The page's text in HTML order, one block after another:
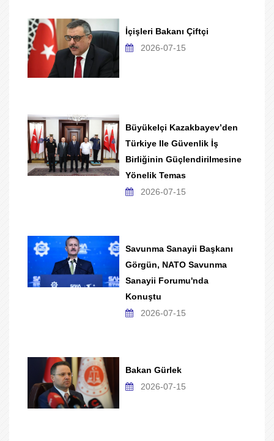
İçişleri Bakanı Çiftçi
2026-07-15
Büyükelçi Kazakbayev’den
Türkiye Ile Güvenlik İş
Birliğinin Güçlendirilmesine
Yönelik Temas
2026-07-15
Savunma Sanayii Başkanı
Görgün, NATO Savunma
Sanayii Forumu'nda
Konuştu
2026-07-15
Bakan Gürlek
2026-07-15